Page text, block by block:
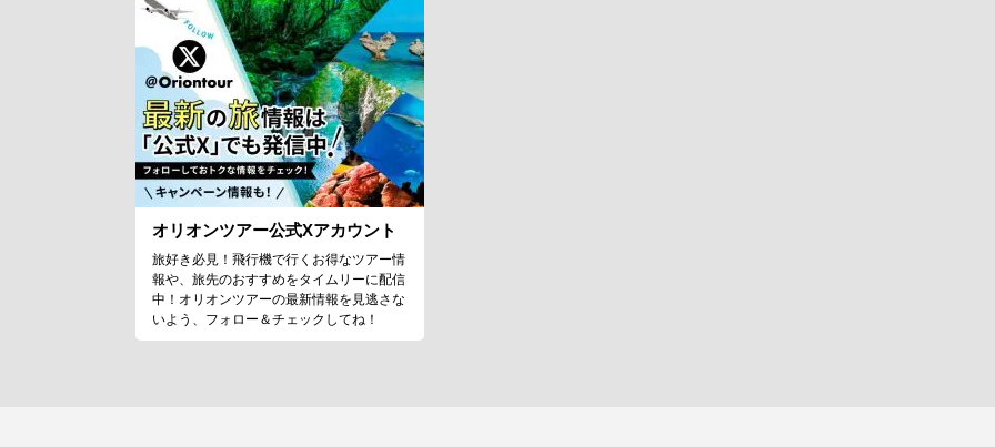
オリオンツアー公式Xアカウント
旅好き必見！飛行機で行くお得なツアー情
報や、旅先のおすすめをタイムリーに配信
中！オリオンツアーの最新情報を見逃さな
いよう、フォロー＆チェックしてね！